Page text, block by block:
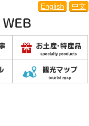
English 中文